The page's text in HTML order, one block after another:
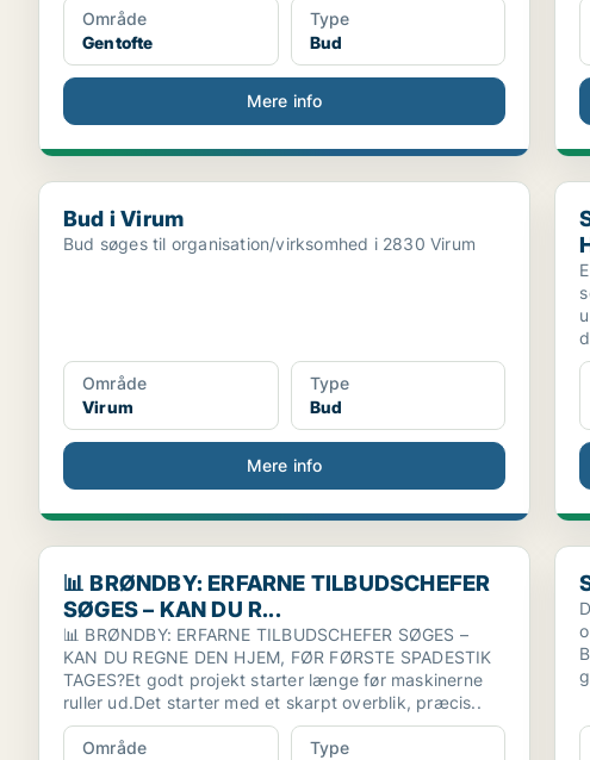
Område
Gentofte
Type
Bud
Mere info
Bud i Virum
Bud i Virum
Bud søges til organisation/virksomhed i 2830 Virum
Område
Virum
Type
Bud
Mere info
📊 BRØNDBY: ERFARNE TILBUDSCHEFER SØGES – KAN DU
📊 BRØNDBY: ERFARNE TILBUDSCHEFER
SØGES – KAN DU R...
📊 BRØNDBY: ERFARNE TILBUDSCHEFER SØGES –
KAN DU REGNE DEN HJEM, FØR FØRSTE SPADESTIK
TAGES?Et godt projekt starter længe før maskinerne
ruller ud.Det starter med et skarpt overblik, præcis..
Område
Type